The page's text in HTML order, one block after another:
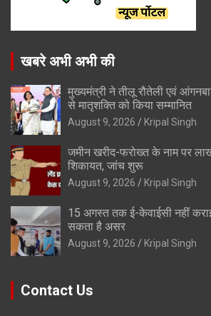
खबरे अभी अभी की
मुख्यमंत्री ने तीलू रौतेली एवं
से मातृशक्ति को किया सम्मानित
August 9, 2026 Kripal Singh
जमीन खरीद-फरोख्त के नाम पर
शिकायत, जांच शुरू
August 9, 2026 Kripal Singh
15 अगस्त तक ई-केवाईसी नहीं
सकता है असर
August 9, 2026 Kripal Singh
Contact Us